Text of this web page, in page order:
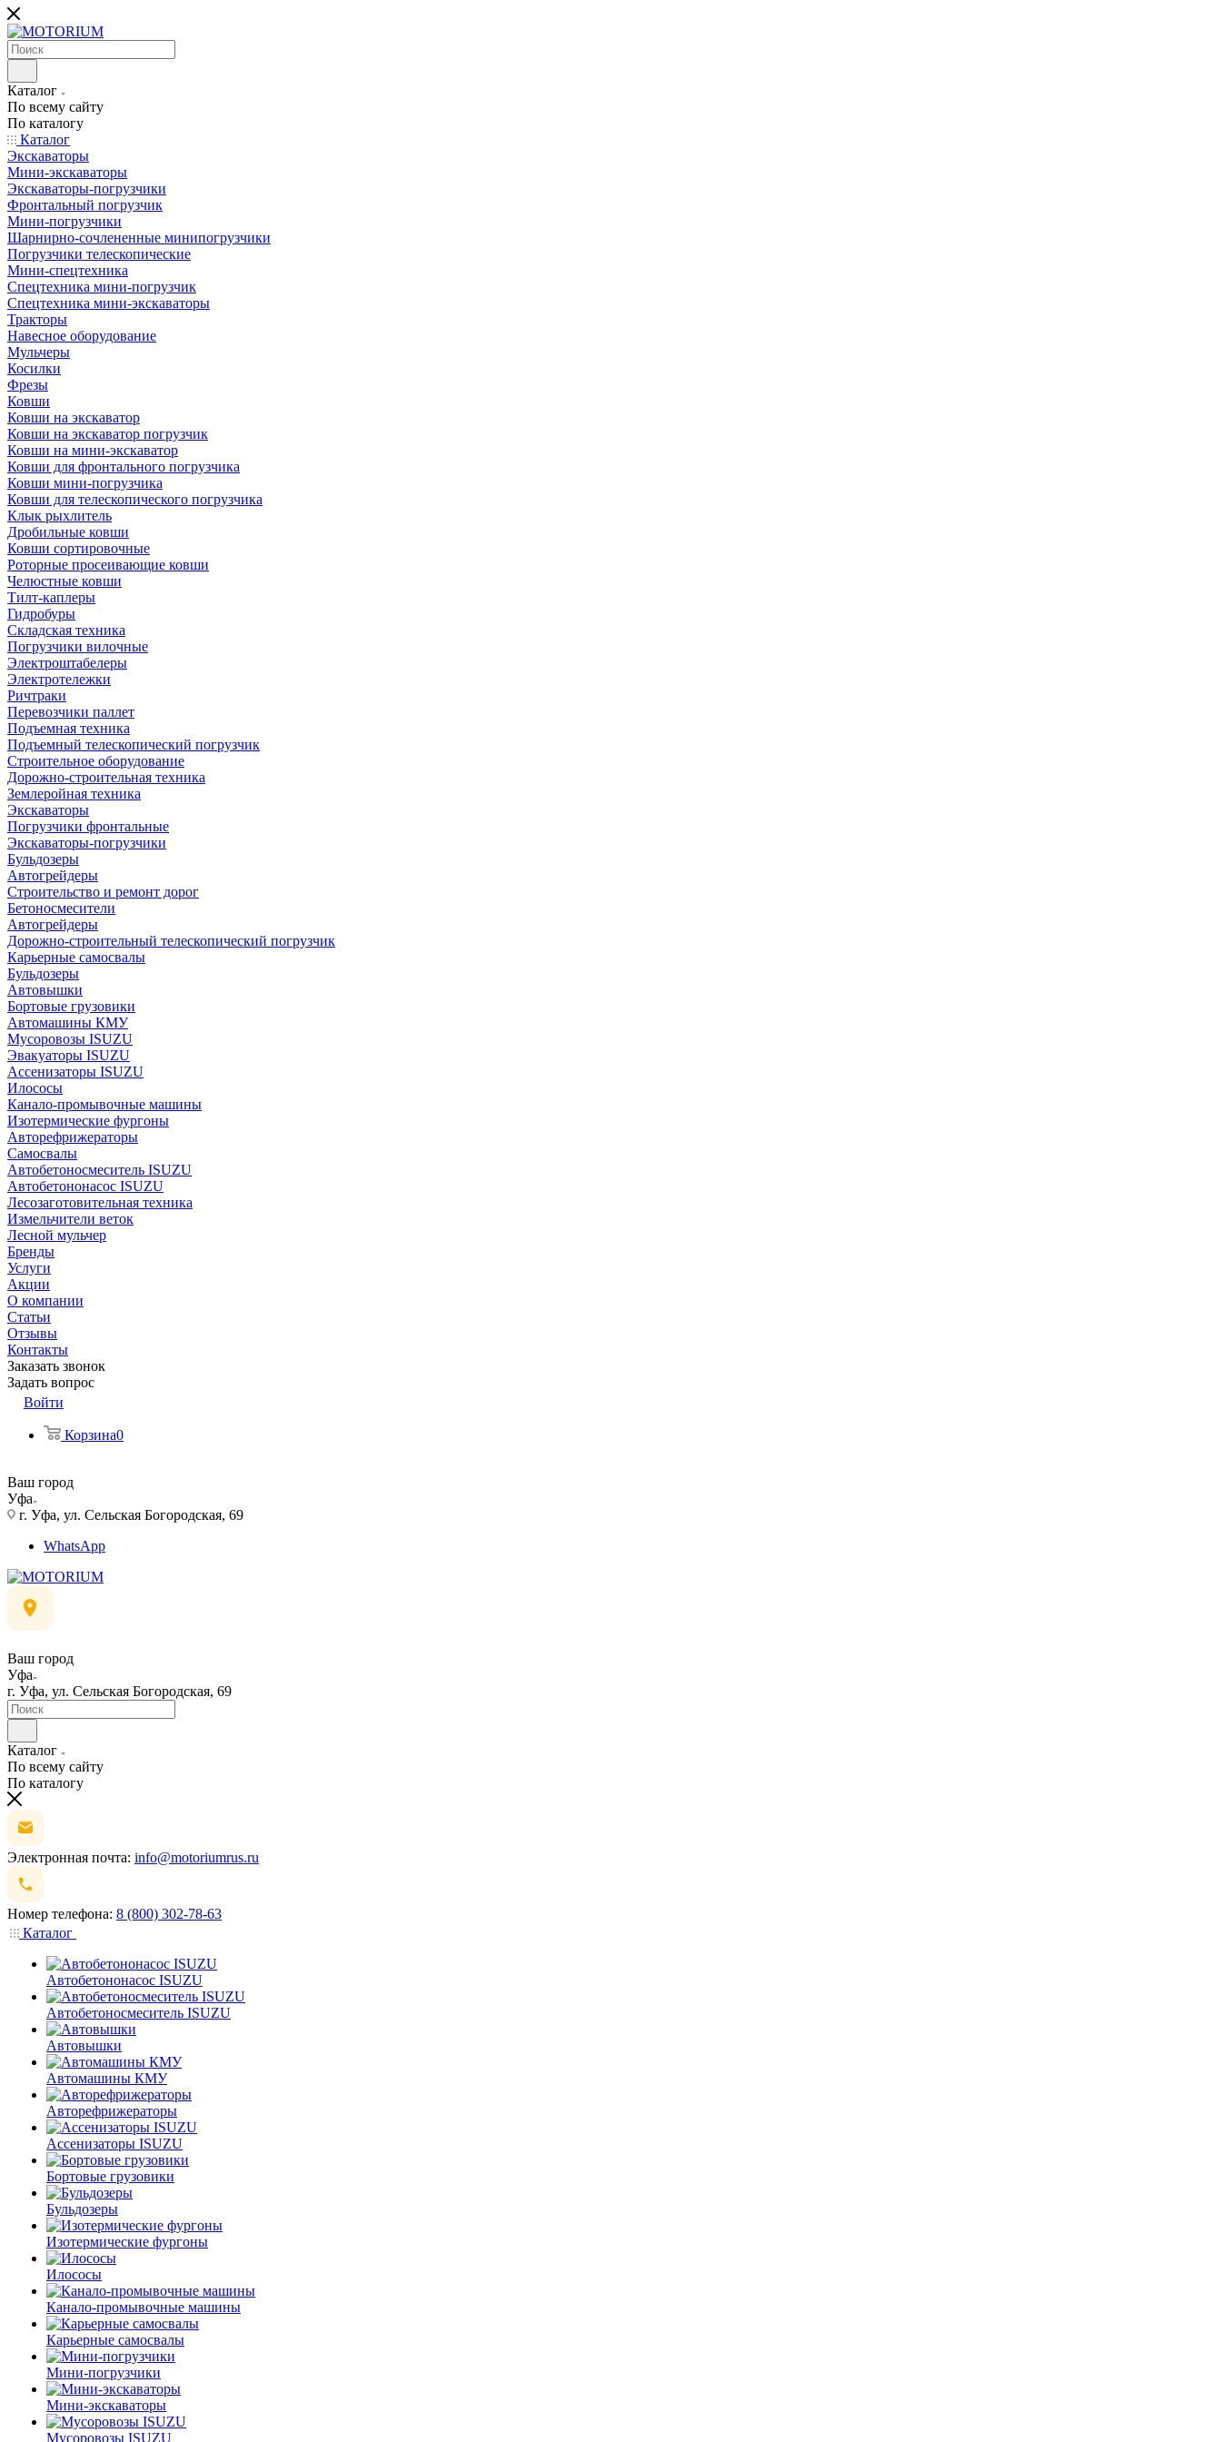
Каталог
По всему сайту
По каталогу
Каталог
Экскаваторы
Мини-экскаваторы
Экскаваторы-погрузчики
Фронтальный погрузчик
Мини-погрузчики
Шарнирно-сочлененные минипогрузчики
Погрузчики телескопические
Мини-спецтехника
Спецтехника мини-погрузчик
Спецтехника мини-экскаваторы
Тракторы
Навесное оборудование
Мульчеры
Косилки
Фрезы
Ковши
Ковши на экскаватор
Ковши на экскаватор погрузчик
Ковши на мини-экскаватор
Ковши для фронтального погрузчика
Ковши мини-погрузчика
Ковши для телескопического погрузчика
Клык рыхлитель
Дробильные ковши
Ковши сортировочные
Роторные просеивающие ковши
Челюстные ковши
Тилт-каплеры
Гидробуры
Складская техника
Погрузчики вилочные
Электроштабелеры
Электротележки
Ричтраки
Перевозчики паллет
Подъемная техника
Подъемный телескопический погрузчик
Строительное оборудование
Дорожно-строительная техника
Землеройная техника
Экскаваторы
Погрузчики фронтальные
Экскаваторы-погрузчики
Бульдозеры
Автогрейдеры
Строительство и ремонт дорог
Бетоносмесители
Автогрейдеры
Дорожно-строительный телескопический погрузчик
Карьерные самосвалы
Бульдозеры
Автовышки
Бортовые грузовики
Автомашины КМУ
Мусоровозы ISUZU
Эвакуаторы ISUZU
Ассенизаторы ISUZU
Илососы
Канало-промывочные машины
Изотермические фургоны
Авторефрижераторы
Самосвалы
Автобетоносмеситель ISUZU
Автобетононасос ISUZU
Лесозаготовительная техника
Измельчители веток
Лесной мульчер
Бренды
Услуги
Акции
О компании
Статьи
Отзывы
Контакты
Заказать звонок
Задать вопрос
Войти
Корзина0
Ваш город
Уфа
г. Уфа, ул. Сельская Богородская, 69
WhatsApp
Ваш город
Уфа
г. Уфа, ул. Сельская Богородская, 69
Каталог
По всему сайту
По каталогу
Электронная почта: info@motoriumrus.ru
Номер телефона: 8 (800) 302-78-63
Каталог
Автобетононасос ISUZU
Автобетоносмеситель ISUZU
Автовышки
Автомашины КМУ
Авторефрижераторы
Ассенизаторы ISUZU
Бортовые грузовики
Бульдозеры
Изотермические фургоны
Илососы
Канало-промывочные машины
Карьерные самосвалы
Мини-погрузчики
Мини-экскаваторы
Мусоровозы ISUZU